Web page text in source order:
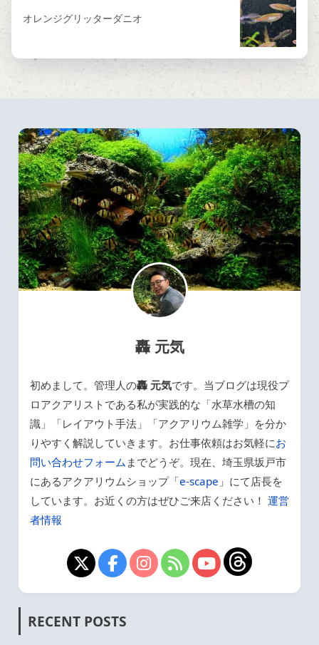
オレンジグリッターダニオ
轟 元気
初めまして。管理人の轟 元気です。当ブログは現役プ
ロアクアリストである私が実践的な「水草水槽の知
識」「レイアウト手法」「アクアリウム雑学」を分か
りやすく解説していきます。お仕事依頼はお気軽にお
問い合わせフォーム までどうぞ。現在、埼玉県坂戸市
にあるアクアリウムショップ「e-scape 」にて店長を
しています。お近くの方はぜひご来店ください！ 運営
者情報
RECENT POSTS